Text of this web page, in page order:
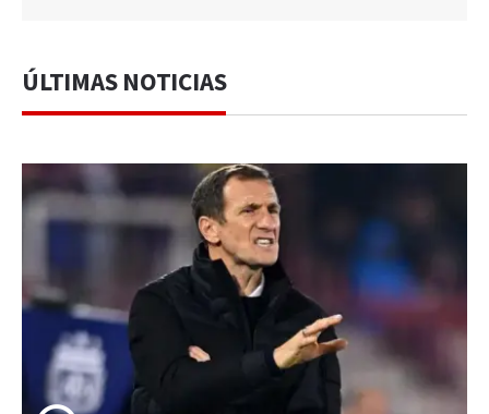
ÚLTIMAS NOTICIAS